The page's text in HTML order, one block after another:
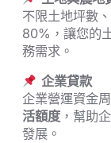
不限土地坪數
80%，讓您的
務需求。
企業貸款
企業營運資金
活額度 ，幫助
發展。